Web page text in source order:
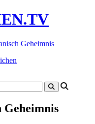
Geheimnis
Geheimnis